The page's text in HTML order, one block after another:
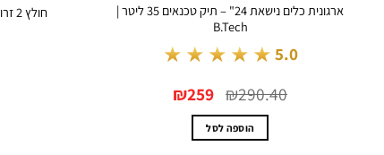
ארגונית כלים נישאת 24" – תיק טכנאים 35 ליטר |
B.Tech
★★★★★ 5.0
₪290.40 המקורי
היה:
₪290.40.
₪259 הנוכחי
הוא:
הוספה לסל
חולץ 2 זרועות תחתון מתכוונן בורג אמצע | B.Tech